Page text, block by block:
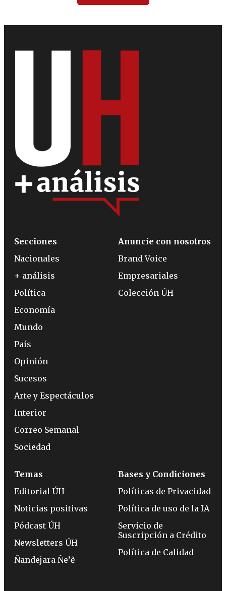
Secciones
Nacionales
+ análisis
Política
Economía
Mundo
País
Opinión
Sucesos
Arte y Espectáculos
Interior
Correo Semanal
Sociedad
Anuncie con nosotros
Brand Voice
Empresariales
Colección ÚH
Temas
Editorial ÚH
Noticias positivas
Pódcast ÚH
Newsletters ÚH
Ñandejara Ñe’ẽ
Bases y Condiciones
Políticas de Privacidad
Política de uso de la IA
Servicio de
Suscripción a Crédito
Política de Calidad